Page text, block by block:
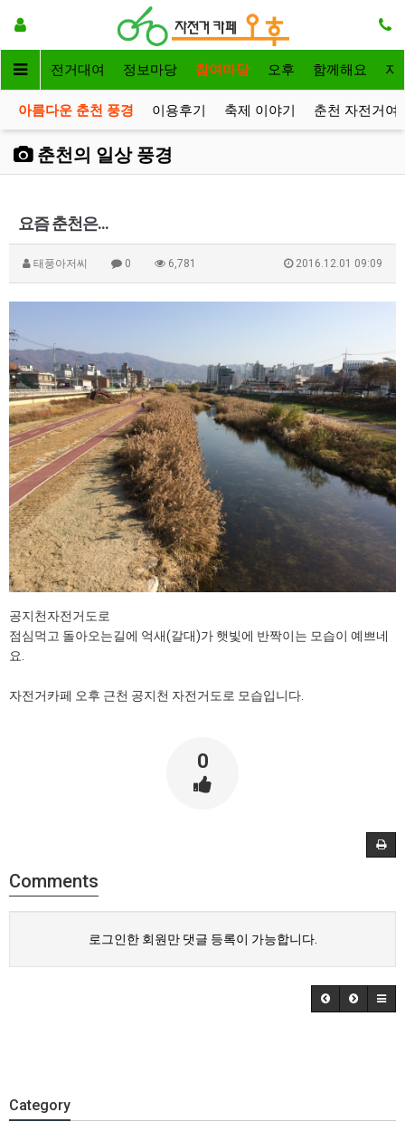
인 자전거대여 정보마당 참여마당 오후 함께해요 자
아름다운 춘천 풍경 이용후기 축제 이야기 춘천 자전거여
춘천의 일상 풍경
요즘 춘천은...
태풍아저씨 0 6,781 2016.12.01 09:09
공지천자전거도로
점심먹고 돌아오는길에 억새(갈대)가 햇빛에 반짝이는 모습이 예쁘네
요.
자전거카페 오후 근천 공지천 자전거도로 모습입니다.
0
Comments
로그인한 회원만 댓글 등록이 가능합니다.
Category